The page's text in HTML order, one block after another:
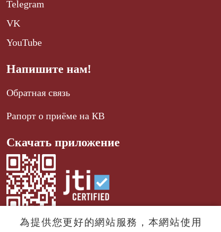
Telegram
VK
YouTube
Напишите нам!
Обратная связь
Рапорт о приёме на КВ
Скачать приложение
為提供您更好的網站服務，本網站使用